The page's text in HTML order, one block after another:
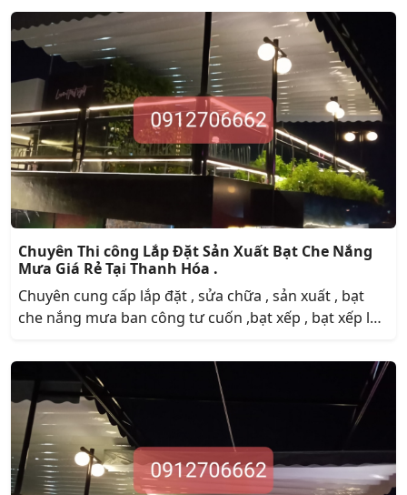
lớp lượn sóng , bạt xếp lớp , bạt che nắng , bạt che
nắng mưa , bạt che mưa , bạt che nắng ban công . bạt
che nắng mưa tự cuốn , uy tín, chất lượng, giá rẻ nhất
tại văn giang hưng yên .
Chuyên Thi công Lắp Đặt Sản Xuất Bạt Che Nắng
Mưa Giá Rẻ Tại Thanh Hóa .
Chuyên cung cấp lắp đặt , sửa chữa , sản xuất , bạt
che nắng mưa ban công tư cuốn ,bạt xếp , bạt xếp lớp
mưa , bạt che mưa , bạt che nắng mưa ban công . bạt
che nắng tự cuốn , mái xếp ,